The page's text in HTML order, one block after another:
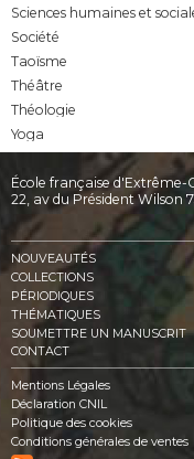
Sciences humaines et
Société
Taoïsme
Théâtre
Théologie
Yoga
École française
22, av du Président Wilson
NOUVEAUTÉS
COLLECTIONS
PÉRIODIQUES
THÉMATIQUES
SOUMETTRE UN MANUSCRIT
CONTACT
Mentions Légales
Déclaration CNIL
Politique des cookies
Conditions générales de ventes